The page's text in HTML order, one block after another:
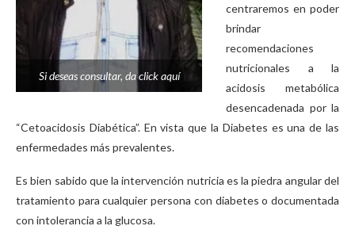
Si deseas consultar, da click aquí
centraremos en poder
brindar
recomendaciones
nutricionales a la
acidosis metabólica
desencadenada por la
“Cetoacidosis Diabética”. En vista que la Diabetes es una de las
enfermedades más prevalentes.
Es bien sabido que la intervención nutricia es la piedra angular del
tratamiento para cualquier persona con diabetes o documentada
con intolerancia a la glucosa.